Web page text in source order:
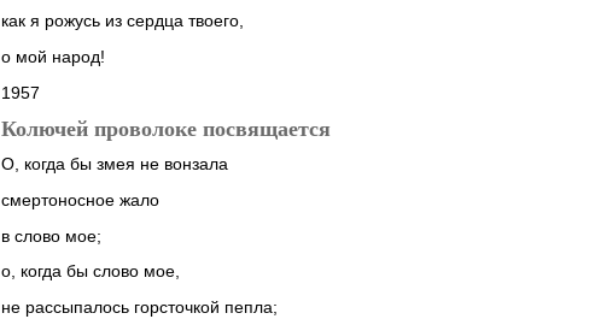
как я рожусь из сердца твоего,
о мой народ!
1957
Колючей проволоке посвящается
О, когда бы змея не вонзала
смертоносное жало
в слово мое;
о, когда бы слово мое,
не рассыпалось горсточкой пепла;